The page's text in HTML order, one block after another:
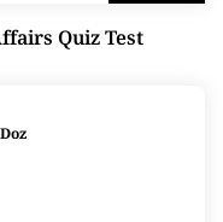
Quiz Test